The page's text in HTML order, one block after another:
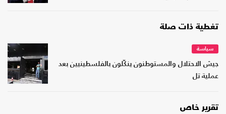
تغطية ذات صلة
سياسة
جيش الاحتلال والمستوطنون ينكّلون بالفلسطينيين بعد
عملية تل
تقرير خاص